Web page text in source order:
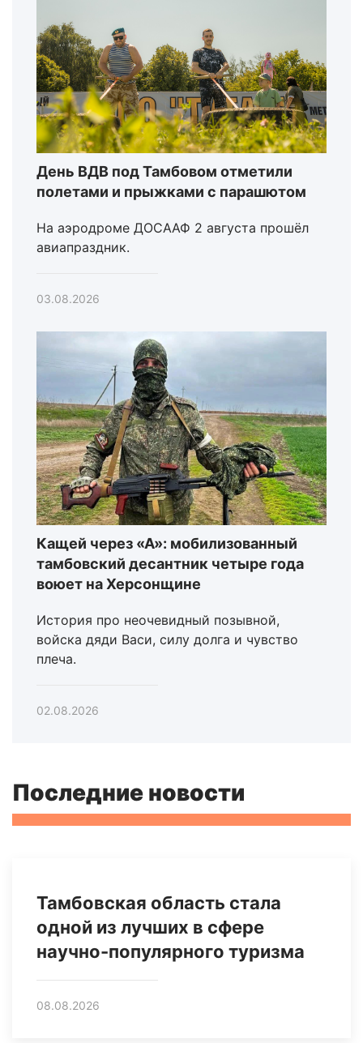
День ВДВ под Тамбовом отметили
полетами и прыжками с парашютом
На аэродроме ДОСААФ 2 августа прошёл
авиапраздник.
03.08.2026
Кащей через «А»: мобилизованный
тамбовский десантник четыре года
воюет на Херсонщине
История про неочевидный позывной,
войска дяди Васи, силу долга и чувство
плеча.
02.08.2026
Последние новости
Тамбовская область стала
одной из лучших в сфере
научно-популярного туризма
08.08.2026